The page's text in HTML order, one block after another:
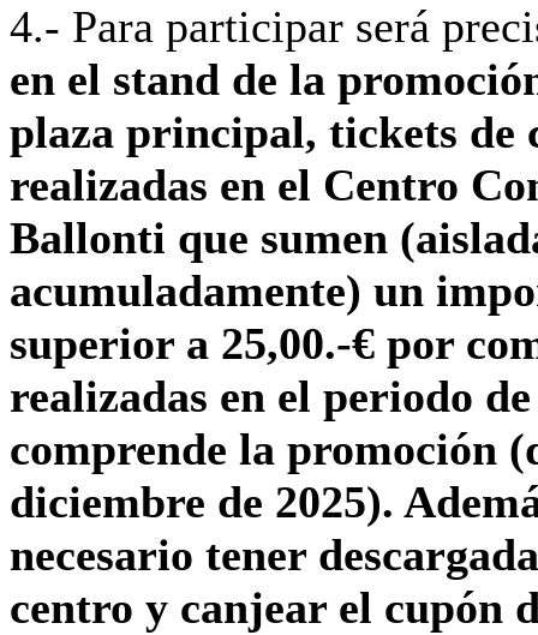
4.- Para participar será
en el stand de la
plaza principal, tickets de
realizadas en el Centro
Ballonti que sumen
acumuladamente) un
superior a 25,00.-€ por
realizadas en el periodo
comprende la promoción
diciembre de 2025).
necesario tener
centro y canjear el cupón